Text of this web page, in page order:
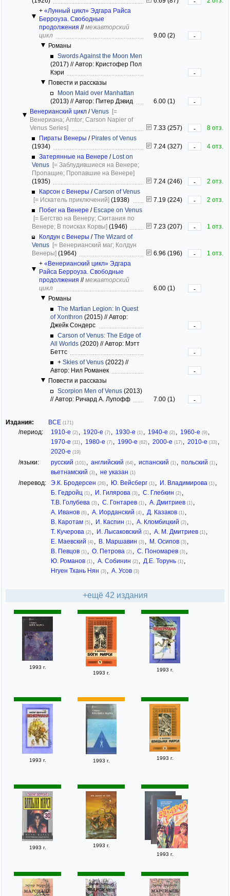
+ «Лунный цикл» Эдгара Райса
Берроуза. Свободные
продолжения // межавторский
цикл
9.00 (2)
-
Романы
Swords Against the Moon Men
(2017) //Автор: Кристофер Пол
Кэри
-
Повести и рассказы
Moon Maid over Manhattan
(2013) //Автор: Питер Дэвид 6.00 (1)
-
Венерианский цикл /Venus [=
Венериана; Amtor; Carson Napier of
Venus Series]
7.33 (257) -
8 отз.
Пираты Венеры / Pirates of Venus
(1934)
7.24 (327) -
4 отз.
Затерянные на Венере / Lost on
Venus [= Заблудившиеся на Венере;
Пропащие; Пропавшие на Венере]
(1935)
7.24 (246) -
2 отз.
Карсон с Венеры /Carson of Venus
[= Искатель приключений] (1938) 7.19 (224) -
2 отз.
Побег на Венере / Escape on Venus
[= Бегство на Венеру; Скитания по
Венере; В поисках Корвы] (1946) 7.23 (207) -
1 отз.
Колдун с Венеры /The Wizard of
Venus [= Венерианский маг; Колдун
Венеры] (1964) 6.96 (196) -
1 отз.
+ «Венерианский цикл» Эдгара
Райса Берроуза. Свободные
продолжения // межавторский
цикл
6.00 (1)
-
Романы
The Martian Legion: In Quest
of Xonthron (2015) //Автор:
Джейк Сондерс
-
Carson of Venus: The Edge of
All Worlds (2020) //Автор: Мэтт
Беттс
-
+ Skies of Venus (2022) //
Автор: Нил Романек
-
Повести и рассказы
Scorpion Men of Venus (2013)
//Автор: Ричард А. Лупофф 7.00 (1) -
Издания: ВСЕ (171)
/период: 1910-е (2) 1920-е (7) 1930-е (1) 1940-е (2) 1960-е (9)
1970-е (11) 1980-е (7) 1990-е (62) 2000-е (17) 2010-е (33)
2020-е (19)
/языки: русский (101) английский (64) испанский (1) польский (1)
вьетнамский (3) не указан (1)
/перевод: Э.К. Бродерсен (26) Ю. Вейсберг (1) И. Владимирова (1)
Б. Гедройц (1) И. Гилярова (3) С. Глебкин (2)
Т.В. Голубева (3) С. Гонтарев (1) А. Дмитриев (1)
А. Иванов (6) А. Иорданский (4) Д. Казаков (1)
В. Каротам (5) И. Каспин (1) А. Кломбицкий (2)
Т. Кучерова (2) И. Лысаковский (1) А. М. Дмитриев (1)
Е. Маевский (4) В. Маршавин (3) М. Осипов (3)
В. Певцов (1) О. Петрова (2) С. Пономарев (3)
Ю. Романов (1) А. Собинин (2) Д.Е. Торунь (1)
Нгуен Тхань Нян (3) А. Усов (3)
+ещё 42 издания
1993 г.
1993 г.
1993 г.
1993 г. 1993 г. 1993 г.
1993 г.
1993 г.
1993 г.